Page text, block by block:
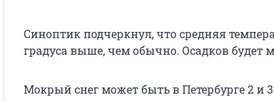
Синоптик подчеркнул, что средняя
градуса выше, чем обычно. Осадков будет
Мокрый снег может быть в Петербурге 2 и